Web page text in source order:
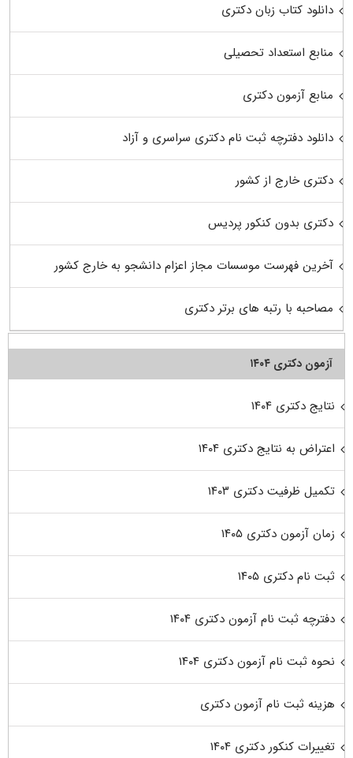
دانلود کتاب زبان دکتری
منابع استعداد تحصیلی
منابع آزمون دکتری
دانلود دفترچه ثبت نام دکتری سراسری و آزاد
دکتری خارج از کشور
دکتری بدون کنکور پردیس
آخرین فهرست موسسات مجاز اعزام دانشجو به خارج کشور
مصاحبه با رتبه های برتر دکتری
آزمون دکتری ۱۴۰۴
نتایج دکتری ۱۴۰۴
اعتراض به نتایج دکتری ۱۴۰۴
تکمیل ظرفیت دکتری ۱۴۰۳
زمان آزمون دکتری ۱۴۰۵
ثبت نام دکتری ۱۴۰۵
دفترچه ثبت نام آزمون دکتری ۱۴۰۴
نحوه ثبت نام آزمون دکتری ۱۴۰۴
هزینه ثبت نام آزمون دکتری
تغییرات کنکور دکتری ۱۴۰۴